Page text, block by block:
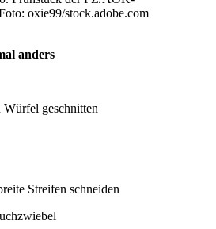
oxie99/stock.adobe.com
anders
geschnitten
Streifen schneiden